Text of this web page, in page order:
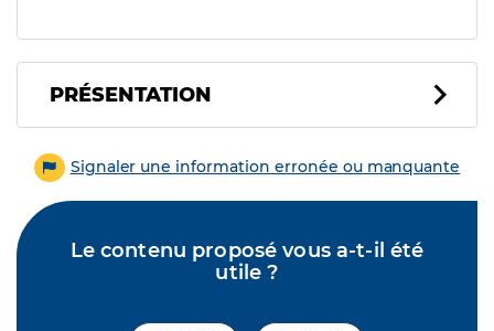
PRÉSENTATION
Signaler une information erronée ou manquante
Le contenu proposé vous a-t-il été
utile ?